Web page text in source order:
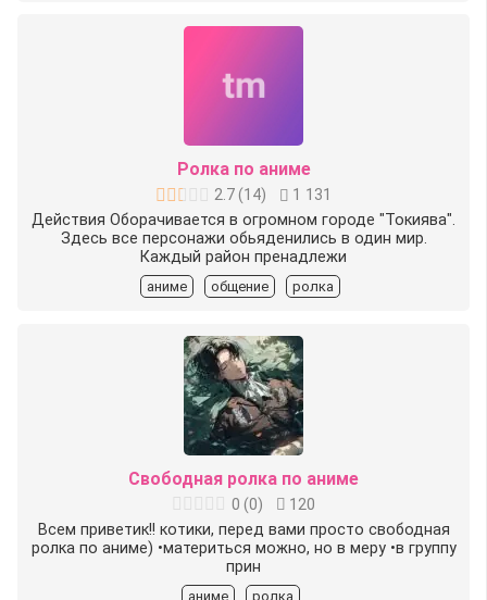
Ролка по аниме
2.7(14)
1 131
Действия Оборачивается в огромном городе "Токиява".
Здесь все персонажи обьяденились в один мир.
Каждый район пренадлежи
аниме общение ролка
Свободная ролка по аниме
0 (0)
120
Всем приветик!! котики, перед вами просто свободная
ролка по аниме) •материться можно, но в меру •в группу
прин
аниме ролка